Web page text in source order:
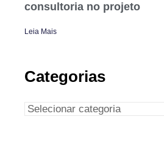
consultoria no projeto
Leia Mais
Categorias